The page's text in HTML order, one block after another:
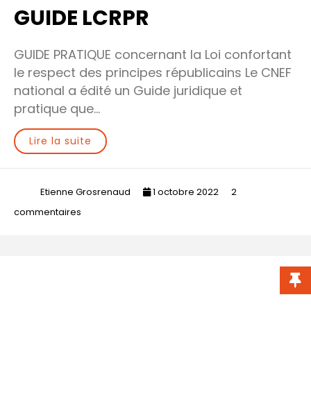
GUIDE LCRPR
GUIDE PRATIQUE concernant la Loi confortant
le respect des principes républicains Le CNEF
national a édité un Guide juridique et
pratique que…
Lire la suite
Etienne Grosrenaud 1 octobre 2022
2
commentaires